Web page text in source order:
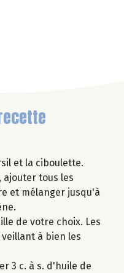
et la ciboulette.
tous les
et mélanger jusqu'à
de votre choix. Les
à bien les
3 c. à s. d'huile de